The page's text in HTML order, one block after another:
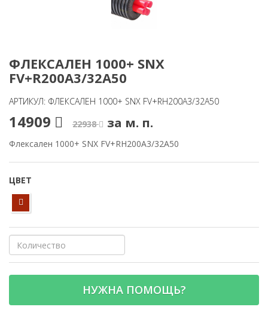
ФЛЕКСАЛЕН 1000+ SNX
FV+R200A3/32A50
АРТИКУЛ: ФЛЕКСАЛЕН 1000+ SNX FV+RH200A3/32A50
14909 22938 за м. п.
Флексален 1000+ SNX FV+RH200A3/32A50
ЦВЕТ
НУЖНА ПОМОЩЬ?